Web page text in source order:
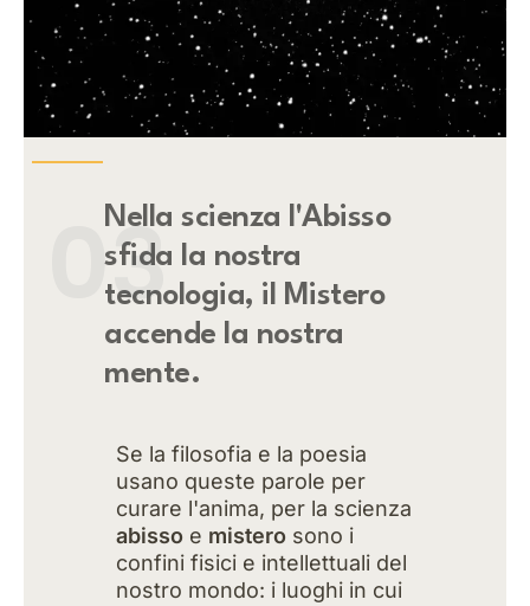
Nella scienza l'Abisso
sfida la nostra
tecnologia, il Mistero
accende la nostra
mente.
03
Se la filosofia e la poesia
usano queste parole per
curare l'anima, per la scienza
abisso e mistero sono i
confini fisici e intellettuali del
nostro mondo: i luoghi in cui